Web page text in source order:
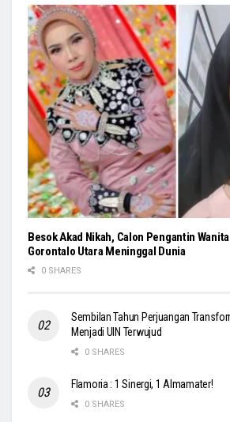
Besok Akad Nikah, Calon Pengantin
Gorontalo Utara Meninggal Dunia
0 SHARES
Sembilan Tahun Perjuangan
Menjadi UIN Terwujud
0 SHARES
Flamoria : 1 Sinergi, 1 Almamater!
0 SHARES